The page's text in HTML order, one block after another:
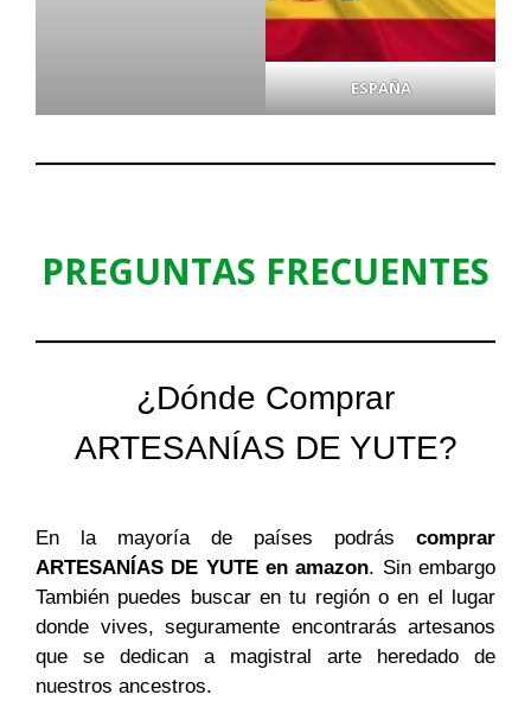
ESPAÑA
PREGUNTAS FRECUENTES
¿Dónde Comprar
ARTESANÍAS DE YUTE?
En la mayoría de países podrás comprar
ARTESANÍAS DE YUTE en amazon. Sin embargo
También puedes buscar en tu región o en el lugar
donde vives, seguramente encontrarás artesanos
que se dedican a magistral arte heredado de
nuestros ancestros.